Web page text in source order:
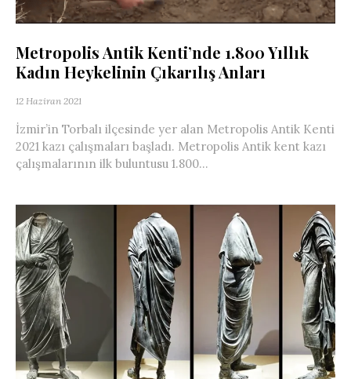
Metropolis Antik Kenti’nde 1.800 Yıllık
Kadın Heykelinin Çıkarılış Anları
12 Haziran 2021
İzmir’in Torbalı ilçesinde yer alan Metropolis Antik Kenti
2021 kazı çalışmaları başladı. Metropolis Antik kent kazı
çalışmalarının ilk buluntusu 1.800...